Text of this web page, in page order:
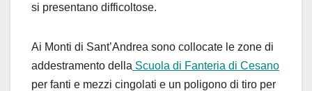
si presentano difficoltose.
Ai Monti di Sant’Andrea sono collocate le zone di
addestramento della Scuola di Fanteria di Cesano
per fanti e mezzi cingolati e un poligono di tiro per